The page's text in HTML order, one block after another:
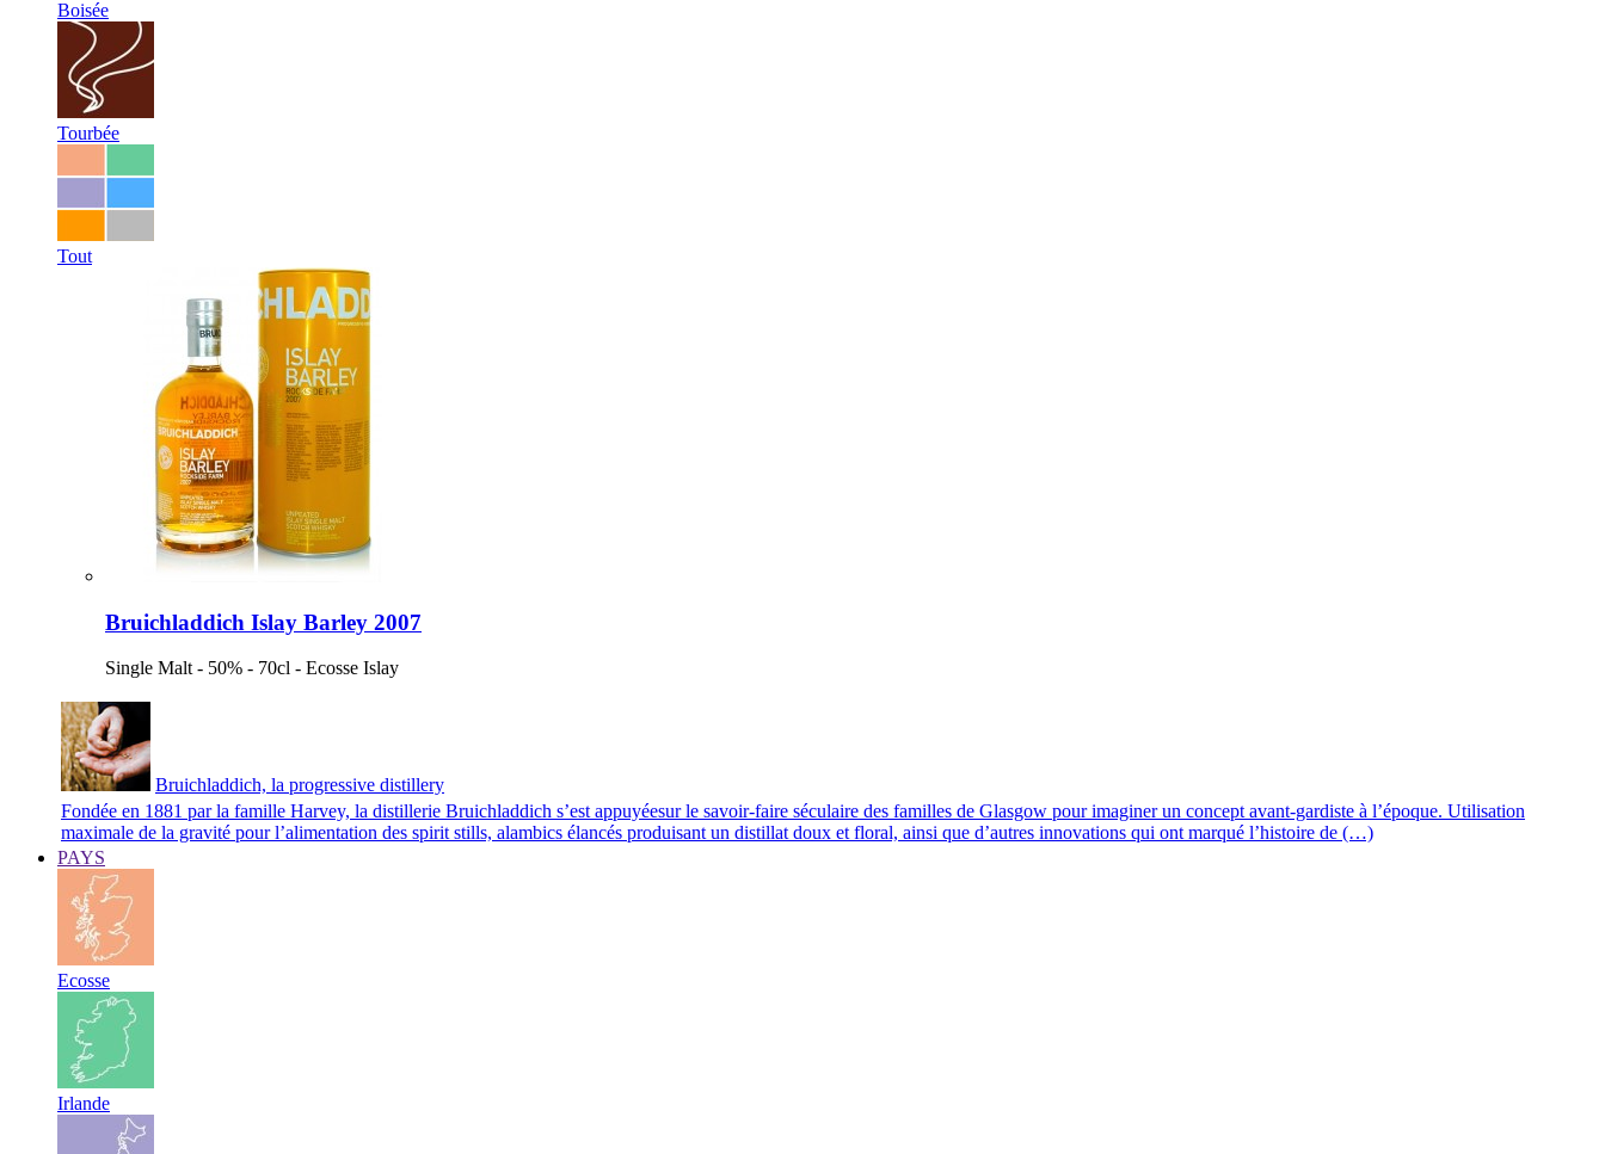
Boisée
Tourbée
Tout
Bruichladdich Islay Barley 2007
Single Malt - 50% - 70cl - Ecosse Islay
Bruichladdich, la progressive distillery
Fondée en 1881 par la famille Harvey, la distillerie Bruichladdich s’est appuyéesur le savoir-faire séculaire des familles de Glasgow pour imaginer un concept avant-gardiste à l’époque. Utilisation
maximale de la gravité pour l’alimentation des spirit stills, alambics élancés produisant un distillat doux et floral, ainsi que d’autres innovations qui ont marqué l’histoire de (…)
PAYS
Ecosse
Irlande